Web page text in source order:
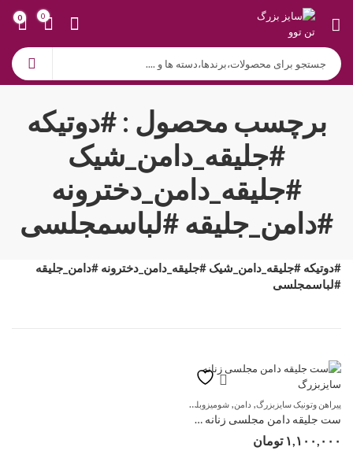
0
0
برچسب محصول : #دوتیکه
#جلیقه_دامن_شیک
#جلیقه_دامن_دخترونه
#دامن_جلیقه #لباسمجلسی
#دوتیکه #جلیقه_دامن_شیک #جلیقه_دامن_دخترونه #دامن_جلیقه
#لباسمجلسی
پیراهن وتونیک سایزبزرگ, دامن, شومیزوبلوزسایزبزرگ
ست جلیقه دامن مجلسی زنانه سایزبزرگ
۱,۱۰۰,۰۰۰ تومان